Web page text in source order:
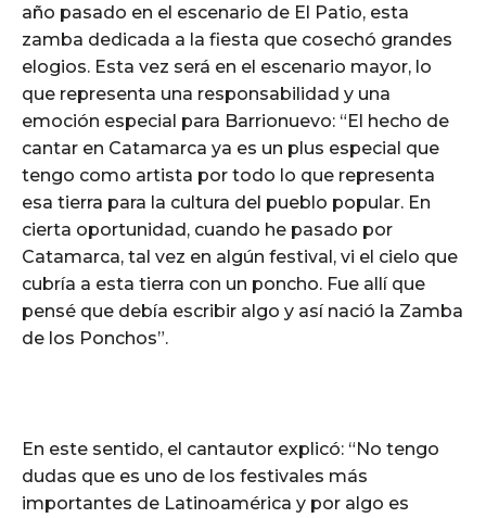
año pasado en el escenario de El Patio, esta
zamba dedicada a la fiesta que cosechó grandes
elogios. Esta vez será en el escenario mayor, lo
que representa una responsabilidad y una
emoción especial para Barrionuevo: “El hecho de
cantar en Catamarca ya es un plus especial que
tengo como artista por todo lo que representa
esa tierra para la cultura del pueblo popular. En
cierta oportunidad, cuando he pasado por
Catamarca, tal vez en algún festival, vi el cielo que
cubría a esta tierra con un poncho. Fue allí que
pensé que debía escribir algo y así nació la Zamba
de los Ponchos”.
En este sentido, el cantautor explicó: “No tengo
dudas que es uno de los festivales más
importantes de Latinoamérica y por algo es